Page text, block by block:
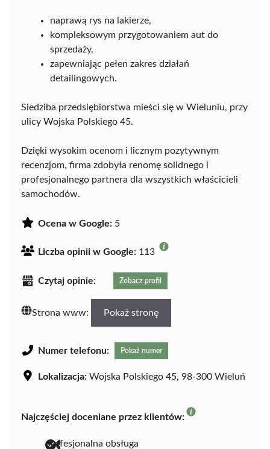
naprawą rys na lakierze,
kompleksowym przygotowaniem aut do
sprzedaży,
zapewniając pełen zakres działań
detailingowych.
Siedziba przedsiębiorstwa mieści się w Wieluniu, przy
ulicy Wojska Polskiego 45.
Dzięki wysokim ocenom i licznym pozytywnym
recenzjom, firma zdobyła renomę solidnego i
profesjonalnego partnera dla wszystkich właścicieli
samochodów.
Ocena w Google: 5
Liczba opinii w Google: 113
Czytaj opinie: Zobacz profil
Strona www: Pokaż stronę
Numer telefonu: Pokaż numer
Lokalizacja: Wojska Polskiego 45, 98-300 Wieluń
Najczęściej doceniane przez klientów:
profesjonalna obsługa